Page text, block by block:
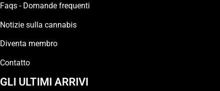
Faqs - Domande frequenti
Notizie sulla cannabis
Diventa membro
Contatto
GLI ULTIMI ARRIVI